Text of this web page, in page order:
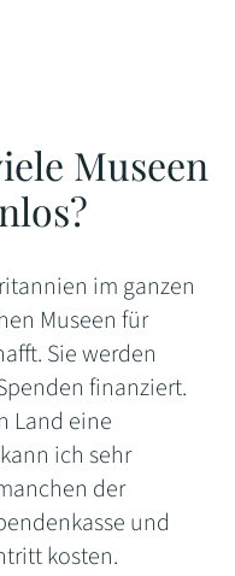
Museen
im ganzen
Museen für
Sie werden
finanziert.
Land eine
ich sehr
der
und
kosten.